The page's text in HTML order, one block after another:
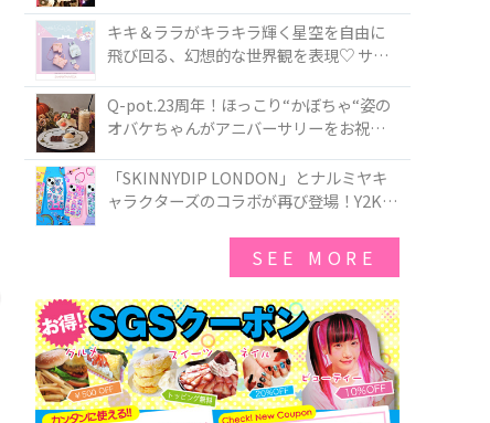
キキ＆ララがキラキラ輝く星空を自由に
飛び回る、幻想的な世界観を表現♡ サマ
50周年アニバーサリーイヤー』を記念し
たコレクションが登場
Q-pot.23周年！ほっこり“かぼちゃ“姿の
オバケちゃんがアニバーサリーをお祝い
ー」が新発売！Q-pot CAFE.では「かぼち
ゃのオバケーキプレート」も登場
「SKINNYDIP LONDON」とナルミヤキ
ャラクターズのコラボが再び登場！Y2Kム
SEE MORE